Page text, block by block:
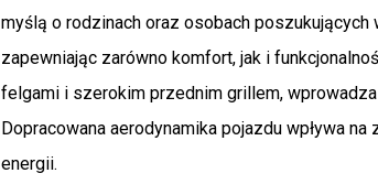
myślą o rodzinach oraz osobach
zapewniając zarówno komfort, jak i
felgami i szerokim przednim grillem,
Dopracowana aerodynamika pojazdu wpływa
energii.